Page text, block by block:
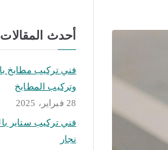
أحدث المقالات
وتركيب المطابخ
28 فبراير، 2025
نجار